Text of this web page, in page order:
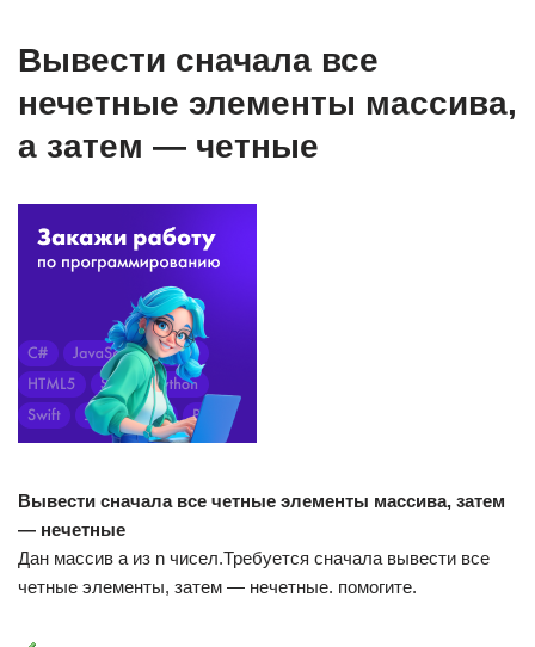
Вывести сначала все
нечетные элементы массива,
а затем — четные
Вывести сначала все четные элементы массива, затем
— нечетные
Дан массив а из n чисел.Требуется сначала вывести все
четные элементы, затем — нечетные. помогите.